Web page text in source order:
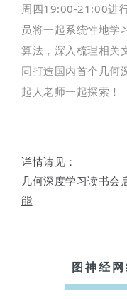
周四19:00-21:00进
员将一起系统性地学
算法，深入梳理相关
同打造国内首个几何
起人老师一起探索！
详情请见：
几何深度学习读书会
能
图神经